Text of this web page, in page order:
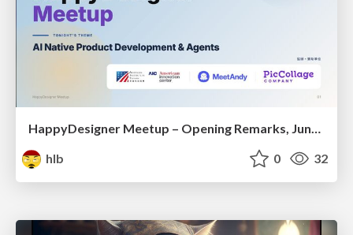
HappyDesigner Meetup – Opening Remarks, June 2026
hlb
0 32